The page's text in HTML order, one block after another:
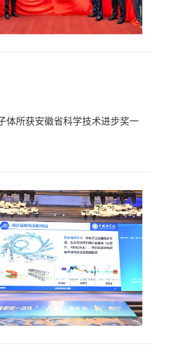
体所获安徽省科学技术进步奖一